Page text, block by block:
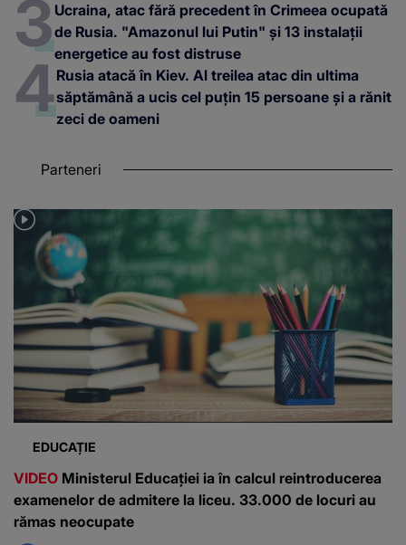
Ucraina, atac fără precedent în Crimeea ocupată
de Rusia. "Amazonul lui Putin" și 13 instalații
energetice au fost distruse
Rusia atacă în Kiev. Al treilea atac din ultima
săptămână a ucis cel puțin 15 persoane și a rănit
zeci de oameni
Parteneri
EDUCAȚIE
VIDEO Ministerul Educației ia în calcul reintroducerea
examenelor de admitere la liceu. 33.000 de locuri au
rămas neocupate